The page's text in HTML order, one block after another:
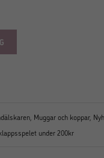
Muggar och koppar,
under 200kr